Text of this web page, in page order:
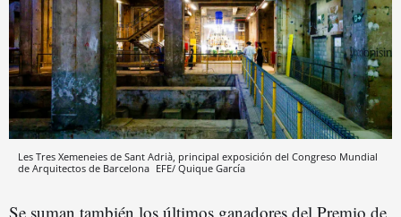
Les Tres Xemeneies de Sant Adrià, principal exposición del Congreso Mundial
de Arquitectos de Barcelona EFE/ Quique García
Se suman también los últimos ganadores del Premio de